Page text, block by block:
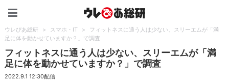
ウレぴあ総研 > スマホ・IT >
フィットネスに通う人は少ない、スリーエムが「満
足に体を動かせていますか？」で調査
フィットネスに通う人は少ない、スリーエムが「満
足に体を動かせていますか？」で調査
2022.9.1 12:30配信